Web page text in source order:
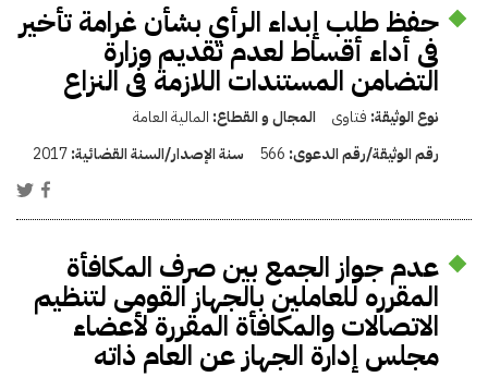
حفظ طلب إبداء الرأي بشأن غرامة تأخير
فى أداء أقساط لعدم تقديم وزارة
التضامن المستندات اللازمة فى النزاع
نوع الوثيقة: فتاوى المجال و القطاع: المالية العامة
رقم الوثيقة/رقم الدعوى: 566 سنة الإصدار/السنة القضائية:2017
عدم جواز الجمع بين صرف المكافأة
المقرره للعاملين بالجهاز القومى لتنظيم
الاتصالات والمكافأة المقررة لأعضاء
مجلس إدارة الجهاز عن العام ذاته